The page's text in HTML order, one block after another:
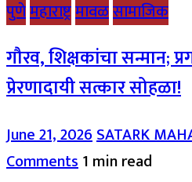
पुणेमहाराष्ट्रमावळसामाजिक
गौरव, शिक्षकांचा सन्मान;
प्रेरणादायी सत्कार सोहळा!
June 21, 2026SATARK
Comments1 min read